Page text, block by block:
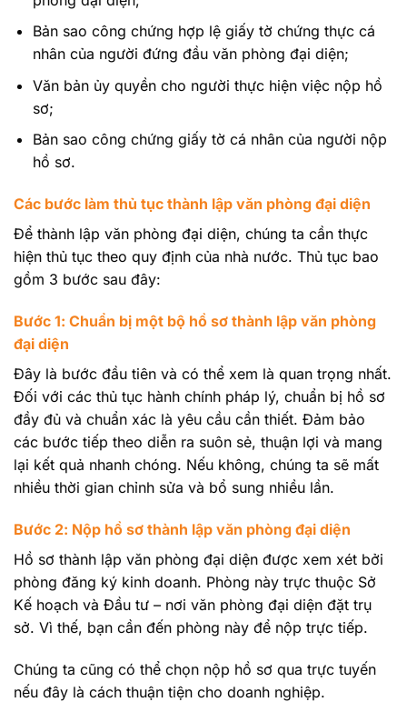
Bản sao công chứng hợp lệ giấy tờ chứng thực cá
nhân của người đứng đầu văn phòng đại diện;
Văn bản ủy quyền cho người thực hiện việc nộp hồ
sơ;
Bản sao công chứng giấy tờ cá nhân của người nộp
hồ sơ.
Các bước làm thủ tục thành lập văn phòng đại diện
Để thành lập văn phòng đại diện, chúng ta cần thực
hiện thủ tục theo quy định của nhà nước. Thủ tục bao
gồm 3 bước sau đây:
Bước 1: Chuẩn bị một bộ hồ sơ thành lập văn phòng
đại diện
Đây là bước đầu tiên và có thể xem là quan trọng nhất.
Đối với các thủ tục hành chính pháp lý, chuẩn bị hồ sơ
đầy đủ và chuẩn xác là yêu cầu cần thiết. Đảm bảo
các bước tiếp theo diễn ra suôn sẻ, thuận lợi và mang
lại kết quả nhanh chóng. Nếu không, chúng ta sẽ mất
nhiều thời gian chỉnh sửa và bổ sung nhiều lần.
Bước 2: Nộp hồ sơ thành lập văn phòng đại diện
Hồ sơ thành lập văn phòng đại diện được xem xét bởi
phòng đăng ký kinh doanh. Phòng này trực thuộc Sở
Kế hoạch và Đầu tư – nơi văn phòng đại diện đặt trụ
sở. Vì thế, bạn cần đến phòng này để nộp trực tiếp.
Chúng ta cũng có thể chọn nộp hồ sơ qua trực tuyến
nếu đây là cách thuận tiện cho doanh nghiệp.